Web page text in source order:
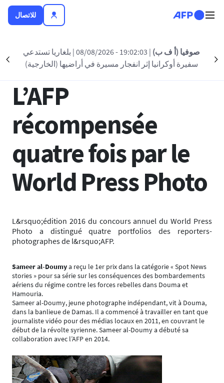
للاتصال
صوفيا (أ ف ب) | 19:02:03 - 08/08/2026
| بلغاريا تستدعي
سفيرة أوكرانيا إثر انفجار مسيرة في أراضيها (الخارجية)Suivant
العودة الى القائمة
L’AFP
récompensée
quatre fois par le
World Press Photo
L&rsquo;édition 2016 du concours annuel du World Press
Photo a distingué quatre portfolios des reporters-
photographes de l&rsquo;AFP.
Sameer al-Doumya reçu le 1er prix dans la catégorie « Spot News
stories » pour sa série sur les conséquences des bombardements
aériens du régime contre les forces rebelles dans Douma et
Hamouria.
Sameer al-Doumy, jeune photographe indépendant, vit à Douma,
dans la banlieue de Damas. Il a commencé à travailler en tant que
journaliste vidéo pour des médias locaux en 2011, en couvrant le
début de la révolte syrienne. Sameer al-Doumy a débuté sa
collaboration avec l’AFP en 2014.